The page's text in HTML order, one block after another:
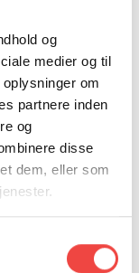
og
medier og til
om
partnere inden
og
disse
dem, eller som